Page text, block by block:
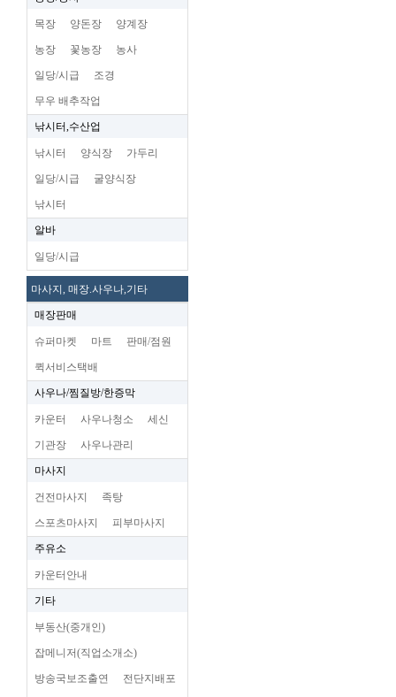
목장 양돈장 양계장
농장 꽃농장 농사
일당/시급 조경
무우 배추작업
낚시터,수산업
낚시터 양식장 가두리
일당/시급 굴양식장
낚시터
알바
일당/시급
마사지, 매장.사우나,기타
매장판매
슈퍼마켓 마트 판매/점원
퀵서비스택배
사우나/찜질방/한증막
카운터 사우나청소 세신
기관장 사우나관리
마사지
건전마사지 족탕
스포츠마사지 피부마사지
주유소
카운터안내
기타
부동산(중개인)
잡메니저(직업소개소)
방송국보조출연 전단지배포